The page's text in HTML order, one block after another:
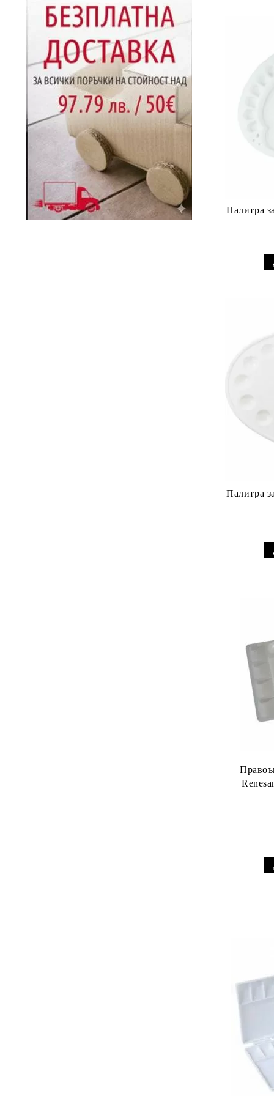
Дървени фигурки
Мъниста
Дървени пръчици
стиропор
Мечки, зайци и други фигури
от стиропор
Пирамиди от стиропор
Палитра
Палитра